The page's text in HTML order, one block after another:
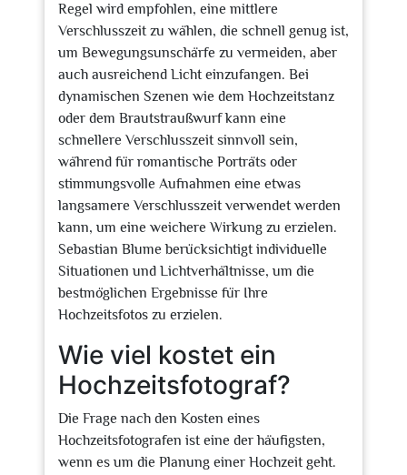
Regel wird empfohlen, eine mittlere
Verschlusszeit zu wählen, die schnell genug ist,
um Bewegungsunschärfe zu vermeiden, aber
auch ausreichend Licht einzufangen. Bei
dynamischen Szenen wie dem Hochzeitstanz
oder dem Brautstraußwurf kann eine
schnellere Verschlusszeit sinnvoll sein,
während für romantische Porträts oder
stimmungsvolle Aufnahmen eine etwas
langsamere Verschlusszeit verwendet werden
kann, um eine weichere Wirkung zu erzielen.
Sebastian Blume berücksichtigt individuelle
Situationen und Lichtverhältnisse, um die
bestmöglichen Ergebnisse für Ihre
Hochzeitsfotos zu erzielen.
Wie viel kostet ein
Hochzeitsfotograf?
Die Frage nach den Kosten eines
Hochzeitsfotografen ist eine der häufigsten,
wenn es um die Planung einer Hochzeit geht.